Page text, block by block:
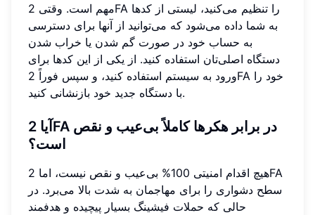
مهم است. وقتی 2FA را تنظیم می‌کنید، لیستی از کدها
به شما داده می‌شود که می‌توانید از آنها برای دسترسی
به حساب خود در صورت گم شدن یا خراب شدن
دستگاه اصلی‌تان استفاده کنید. از یکی از این کدها برای
ورود به سیستم استفاده کنید، و سپس فوراً 2FA خود را
با دستگاه جدید خود بازنشانی کنید.
آیا 2FA در برابر هکرها کاملاً بی‌عیب و نقص
است؟
هیچ اقدام امنیتی 100% بی‌عیب و نقص نیست، اما 2FA
سطح دشواری را برای مهاجمان به شدت بالا می‌برد. در
حالی که حملات فیشینگ بسیار پیچیده و هدفمند